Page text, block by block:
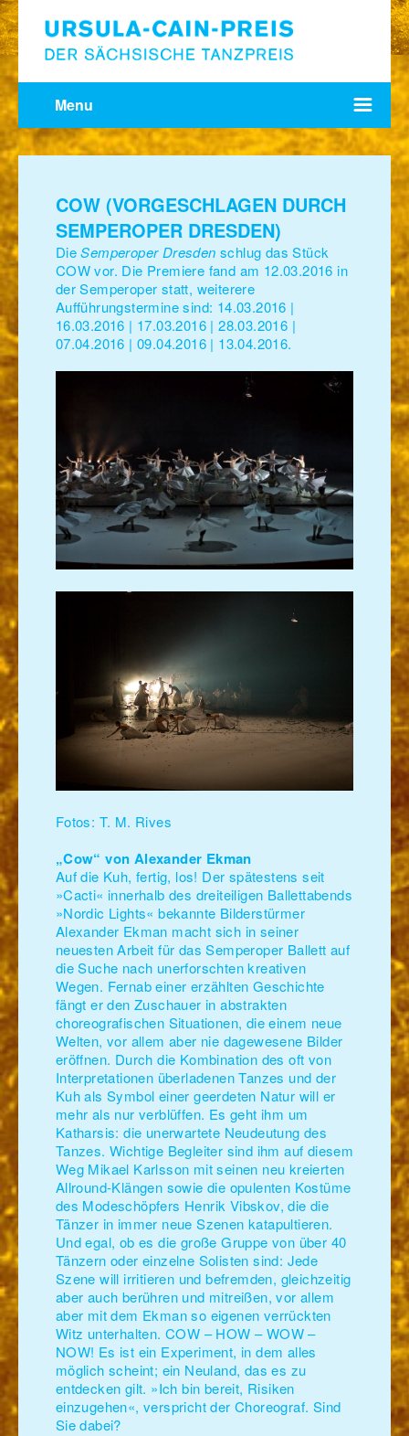
Menu
COW (VORGESCHLAGEN DURCH
SEMPEROPER DRESDEN)
DieSemperoper Dresden schlug das Stück
COW vor. Die Premiere fand am 12.03.2016 in
der Semperoper statt, weiterere
Aufführungstermine sind: 14.03.2016 |
16.03.2016 | 17.03.2016 | 28.03.2016 |
07.04.2016 | 09.04.2016 | 13.04.2016.
Fotos: T. M. Rives
„Cow“ von Alexander Ekman
Auf die Kuh, fertig, los! Der spätestens seit
»Cacti« innerhalb des dreiteiligen Ballettabends
»Nordic Lights« bekannte Bilderstürmer
Alexander Ekman macht sich in seiner
neuesten Arbeit für das Semperoper Ballett auf
die Suche nach unerforschten kreativen
Wegen. Fernab einer erzählten Geschichte
fängt er den Zuschauer in abstrakten
choreografischen Situationen, die einem neue
Welten, vor allem aber nie dagewesene Bilder
eröffnen. Durch die Kombination des oft von
Interpretationen überladenen Tanzes und der
Kuh als Symbol einer geerdeten Natur will er
mehr als nur verblüffen. Es geht ihm um
Katharsis: die unerwartete Neudeutung des
Tanzes. Wichtige Begleiter sind ihm auf diesem
Weg Mikael Karlsson mit seinen neu kreierten
Allround-Klängen sowie die opulenten Kostüme
des Modeschöpfers Henrik Vibskov, die die
Tänzer in immer neue Szenen katapultieren.
Und egal, ob es die große Gruppe von über 40
Tänzern oder einzelne Solisten sind: Jede
Szene will irritieren und befremden, gleichzeitig
aber auch berühren und mitreißen, vor allem
aber mit dem Ekman so eigenen verrückten
Witz unterhalten. COW – HOW – WOW –
NOW! Es ist ein Experiment, in dem alles
möglich scheint; ein Neuland, das es zu
entdecken gilt. »Ich bin bereit, Risiken
einzugehen«, verspricht der Choreograf. Sind
Sie dabei?